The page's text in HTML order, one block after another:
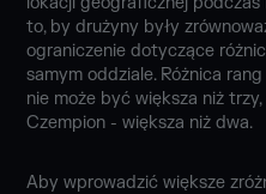
to, by drużyny były
ograniczenie dotyczące
samym oddziale. Różnica
nie może być większa niż
Czempion - większa niż dwa.
Aby wprowadzić większe